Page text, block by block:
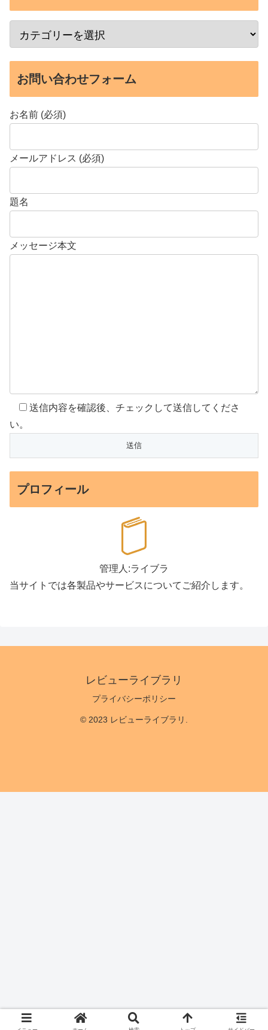
お問い合わせフォーム
お名前 (必須)
メールアドレス (必須)
題名
メッセージ本文
送信内容を確認後、チェックして送信してくださ
い。
プロフィール
管理人:ライブラ
当サイトでは各製品やサービスについてご紹介します。
レビューライブラリ
プライバシーポリシー
© 2023 レビューライブラリ.